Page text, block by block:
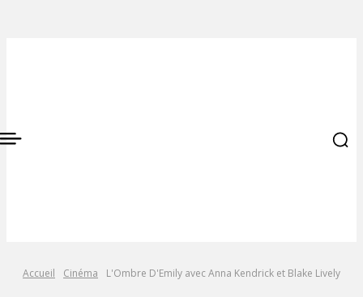
Accueil Cinéma L'Ombre D'Emily avec Anna Kendrick et Blake Lively